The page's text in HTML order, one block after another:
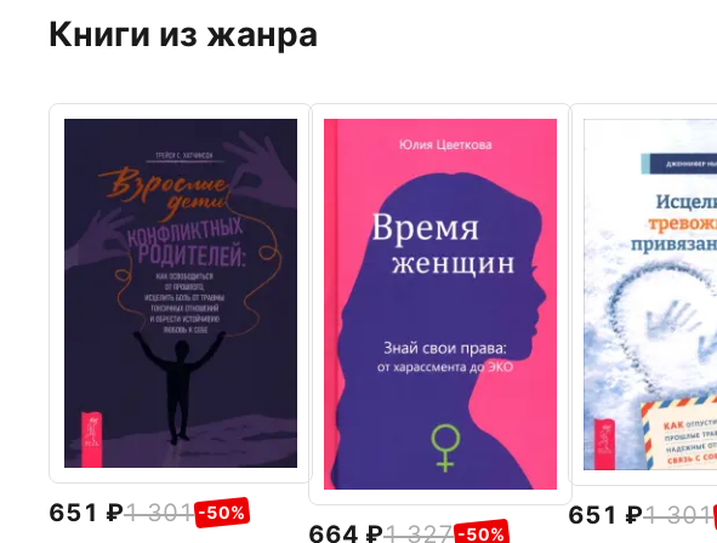
Книги из жанра
651 1 301 -50%
664 1 327 -50%
651 1 301